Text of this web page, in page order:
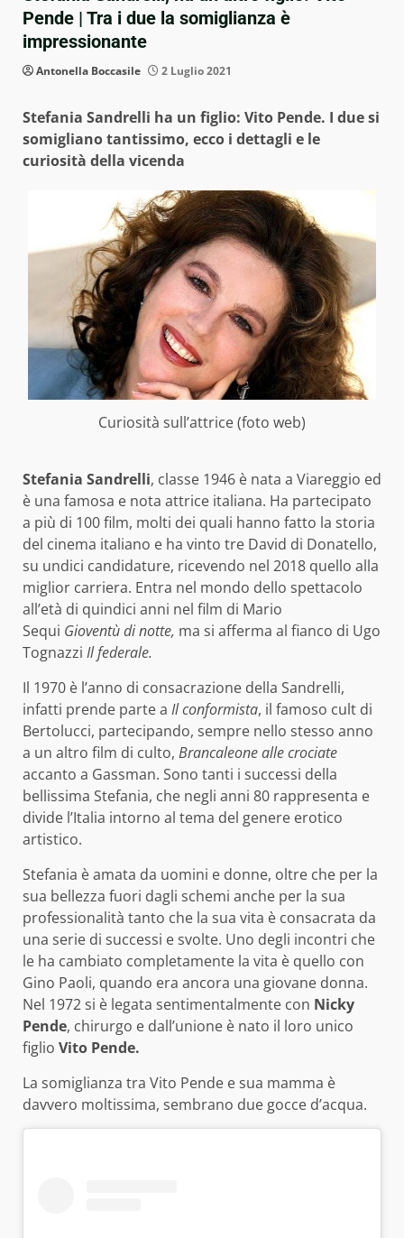
Pende | Tra i due la somiglianza è
impressionante
Antonella Boccasile 2 Luglio 2021
Stefania Sandrelli ha un figlio: Vito Pende. I due si
somigliano tantissimo, ecco i dettagli e le
curiosità della vicenda
Curiosità sull’attrice (foto web)
Stefania Sandrelli, classe 1946 è nata a Viareggio ed
è una famosa e nota attrice italiana. Ha partecipato
a più di 100 film, molti dei quali hanno fatto la storia
del cinema italiano e ha vinto tre David di Donatello,
su undici candidature, ricevendo nel 2018 quello alla
miglior carriera. Entra nel mondo dello spettacolo
all’età di quindici anni nel film di Mario
Sequi Gioventù di notte, ma si afferma al fianco di Ugo
Tognazzi Il federale.
Il 1970 è l’anno di consacrazione della Sandrelli,
infatti prende parte a Il conformista, il famoso cult di
Bertolucci, partecipando, sempre nello stesso anno
a un altro film di culto, Brancaleone alle crociate
accanto a Gassman. Sono tanti i successi della
bellissima Stefania, che negli anni 80 rappresenta e
divide l’Italia intorno al tema del genere erotico
artistico.
Stefania è amata da uomini e donne, oltre che per la
sua bellezza fuori dagli schemi anche per la sua
professionalità tanto che la sua vita è consacrata da
una serie di successi e svolte. Uno degli incontri che
le ha cambiato completamente la vita è quello con
Gino Paoli, quando era ancora una giovane donna.
Nel 1972 si è legata sentimentalmente con Nicky
Pende, chirurgo e dall’unione è nato il loro unico
figlio Vito Pende.
La somiglianza tra Vito Pende e sua mamma è
davvero moltissima, sembrano due gocce d’acqua.